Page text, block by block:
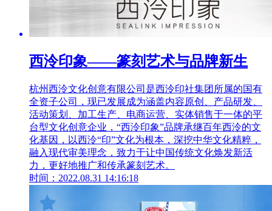
西泠印象——篆刻艺术与品牌新生
杭州西泠文化创意有限公司是西泠印社集团所属的国有
全资子公司，现已发展成为涵盖内容原创、产品研发、
活动策划、加工生产、电商运营、实体销售于一体的平
台型文化创意企业，“西泠印象”品牌承继百年西泠的文
化基因，以西泠“印”文化为根本，深挖中华文化精粹，
融入现代审美理念，致力于让中国传统文化焕发新活
力，更好地推广和传承篆刻艺术。
时间：2022.08.31 14:16:18